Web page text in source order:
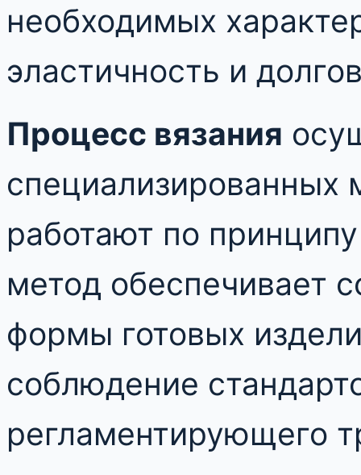
необходимых
эластичность и
Процесс вязания
специализированных
работают по
метод обеспечивает
формы готовых
соблюдение
регламентирующего